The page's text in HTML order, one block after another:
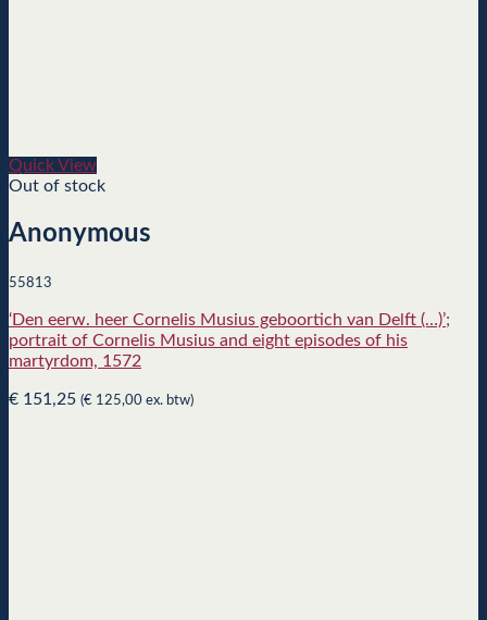
Quick View
Out of stock
Anonymous
55813
‘Den eerw. heer Cornelis Musius geboortich van Delft (…)’;
portrait of Cornelis Musius and eight episodes of his
martyrdom, 1572
€ 151,25 (€ 125,00 ex. btw)